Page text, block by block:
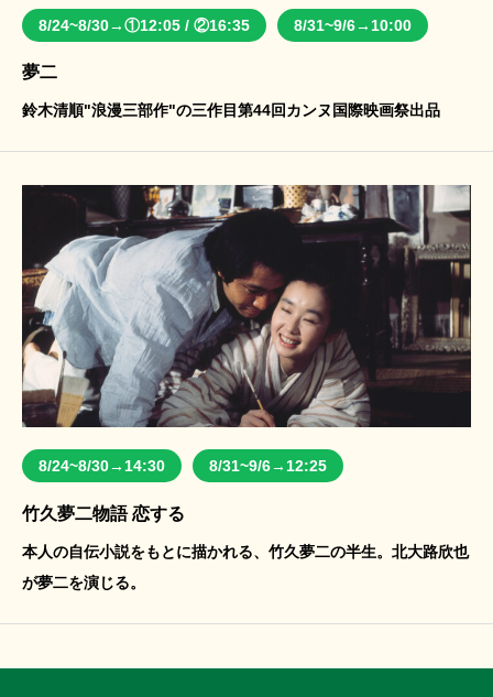
8/24~8/30→①12:05 / ②16:35 8/31~9/6→10:00
夢二
鈴木清順"浪漫三部作"の三作目第44回カンヌ国際映画祭出品
8/24~8/30→14:30 8/31~9/6→12:25
竹久夢二物語 恋する
本人の自伝小説をもとに描かれる、竹久夢二の半生。北大路欣也
が夢二を演じる。